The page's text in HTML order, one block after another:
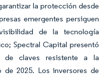
la protección desde
emergentes persiguen
de la tecnología
Spectral Capital presentó
de claves resistente a la
2025. Los inversores de